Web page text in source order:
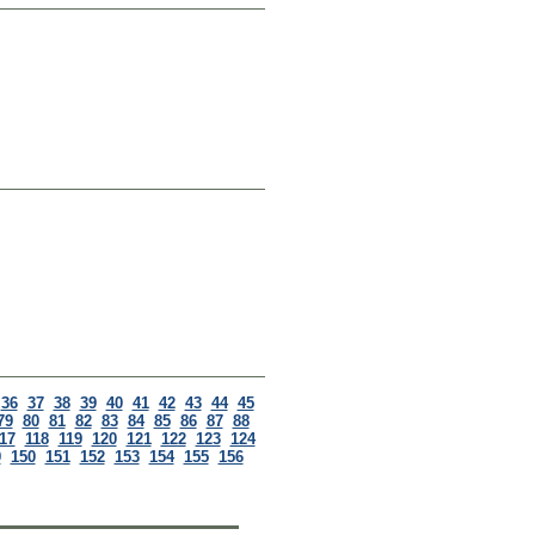
36 37 38 39 40 41 42 43 44 45
80 81 82 83 84 85 86 87 88
118 119 120 121 122 123 124
150 151 152 153 154 155 156